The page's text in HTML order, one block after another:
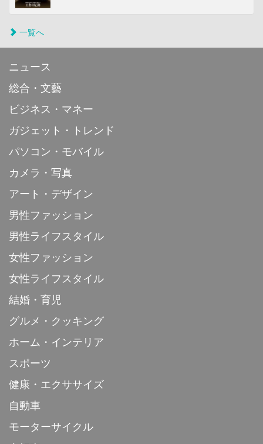
一覧へ
ニュース
総合・文藝
ビジネス・マネー
ガジェット・トレンド
パソコン・モバイル
カメラ・写真
アート・デザイン
男性ファッション
男性ライフスタイル
女性ファッション
女性ライフスタイル
結婚・育児
グルメ・クッキング
ホーム・インテリア
スポーツ
健康・エクササイズ
自動車
モーターサイクル